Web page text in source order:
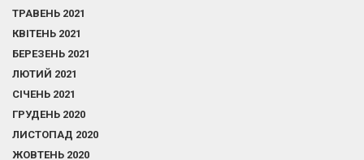
ТРАВЕНЬ 2021
КВІТЕНЬ 2021
БЕРЕЗЕНЬ 2021
ЛЮТИЙ 2021
СІЧЕНЬ 2021
ГРУДЕНЬ 2020
ЛИСТОПАД 2020
ЖОВТЕНЬ 2020